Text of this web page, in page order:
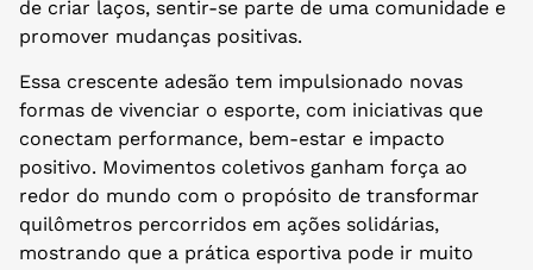
de criar laços, sentir-se parte de uma comunidade e
promover mudanças positivas.
Essa crescente adesão tem impulsionado novas
formas de vivenciar o esporte, com iniciativas que
conectam performance, bem-estar e impacto
positivo. Movimentos coletivos ganham força ao
redor do mundo com o propósito de transformar
quilômetros percorridos em ações solidárias,
mostrando que a prática esportiva pode ir muito